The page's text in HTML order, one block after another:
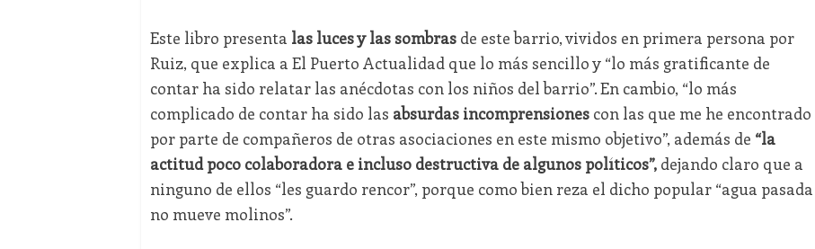
Este libro presenta las luces y las sombrasde este barrio, vividos en primera persona por
Ruiz, que explica a El Puerto Actualidad que lo más sencillo y “lo más gratificante de
contar ha sido relatar las anécdotas con los niños del barrio”. En cambio, “lo más
complicado de contar ha sido las absurdas incomprensiones con las que me he encontrado
por parte de compañeros de otras asociaciones en este mismo objetivo”, además de “la
actitud poco colaboradora e incluso destructiva de algunos políticos”, dejando claro que a
ninguno de ellos “les guardo rencor”, porque como bien reza el dicho popular “agua pasada
no mueve molinos”.